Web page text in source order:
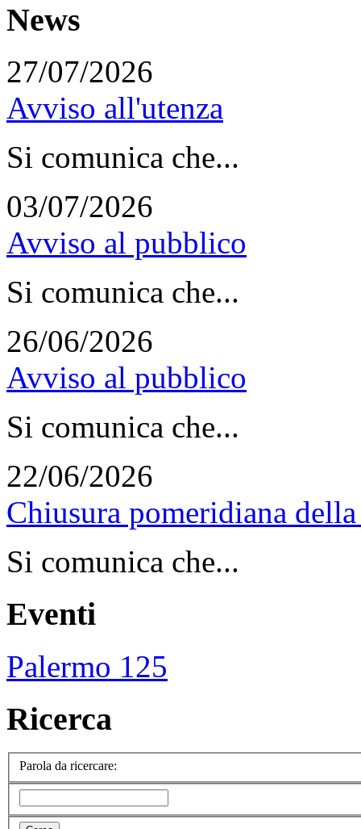
News
27/07/2026
Avviso all'utenza
Si comunica che...
03/07/2026
Avviso al pubblico
Si comunica che...
26/06/2026
Avviso al pubblico
Si comunica che...
22/06/2026
Chiusura pomeridiana
Si comunica che...
Eventi
Palermo 125
Ricerca
Parola da ricercare: